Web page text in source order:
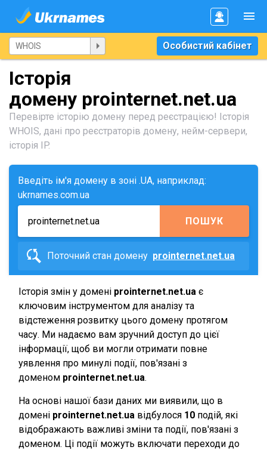
Особистий кабінет
Історія
домену prointernet.net.ua
Перевірте історію домену перед реєстрацією! Історія
WHOIS, дані про реєстраторів домену, нейм-сервери,
історія IP.
Введіть ім'я домену в зоні .UA, наприклад:
ukrnames.com.ua
ПОШУК
Поточний стан домену prointernet.net.ua
Історія змін у домені prointernet.net.ua є
ключовим інструментом для аналізу та
відстеження розвитку цього домену протягом
часу. Ми надаємо вам зручний доступ до цієї
інформації, щоб ви могли отримати повне
уявлення про минулі події, пов'язані з
доменом prointernet.net.ua.
На основі нашої бази даних ми виявили, що в
домені prointernet.net.ua відбулося 10 подій, які
відображають важливі зміни та події, пов'язані з
доменом. Ці події можуть включати переходи до